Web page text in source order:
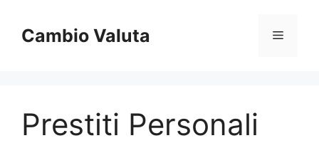
contenuto
Cambio Valuta Menu
Prestiti Personali